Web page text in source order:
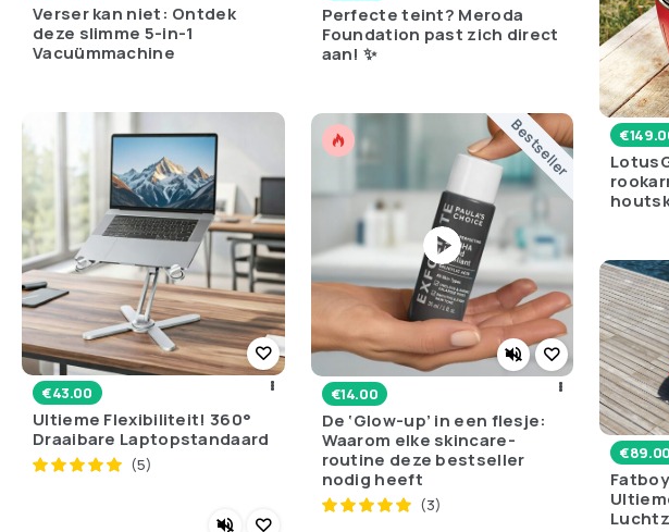
Perfecte teint? Meroda
Foundation past zich direct
aan! ✨
Verser kan niet: Ontdek
deze slimme 5-in-1
Vacuümmachine
€
€43.00
Ultieme Flexibiliteit! 360°
Draaibare Laptopstandaard
(5)
Bestseller
€14.00
De ‘Glow-up’ in een flesje:
Waarom elke skincare-
routine deze bestseller
nodig heeft
(3)
€89.00